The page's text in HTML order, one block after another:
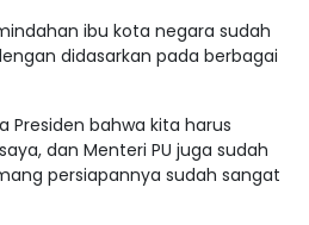
ibu kota negara sudah
didasarkan pada berbagai
Presiden bahwa kita harus
dan Menteri PU juga sudah
persiapannya sudah sangat